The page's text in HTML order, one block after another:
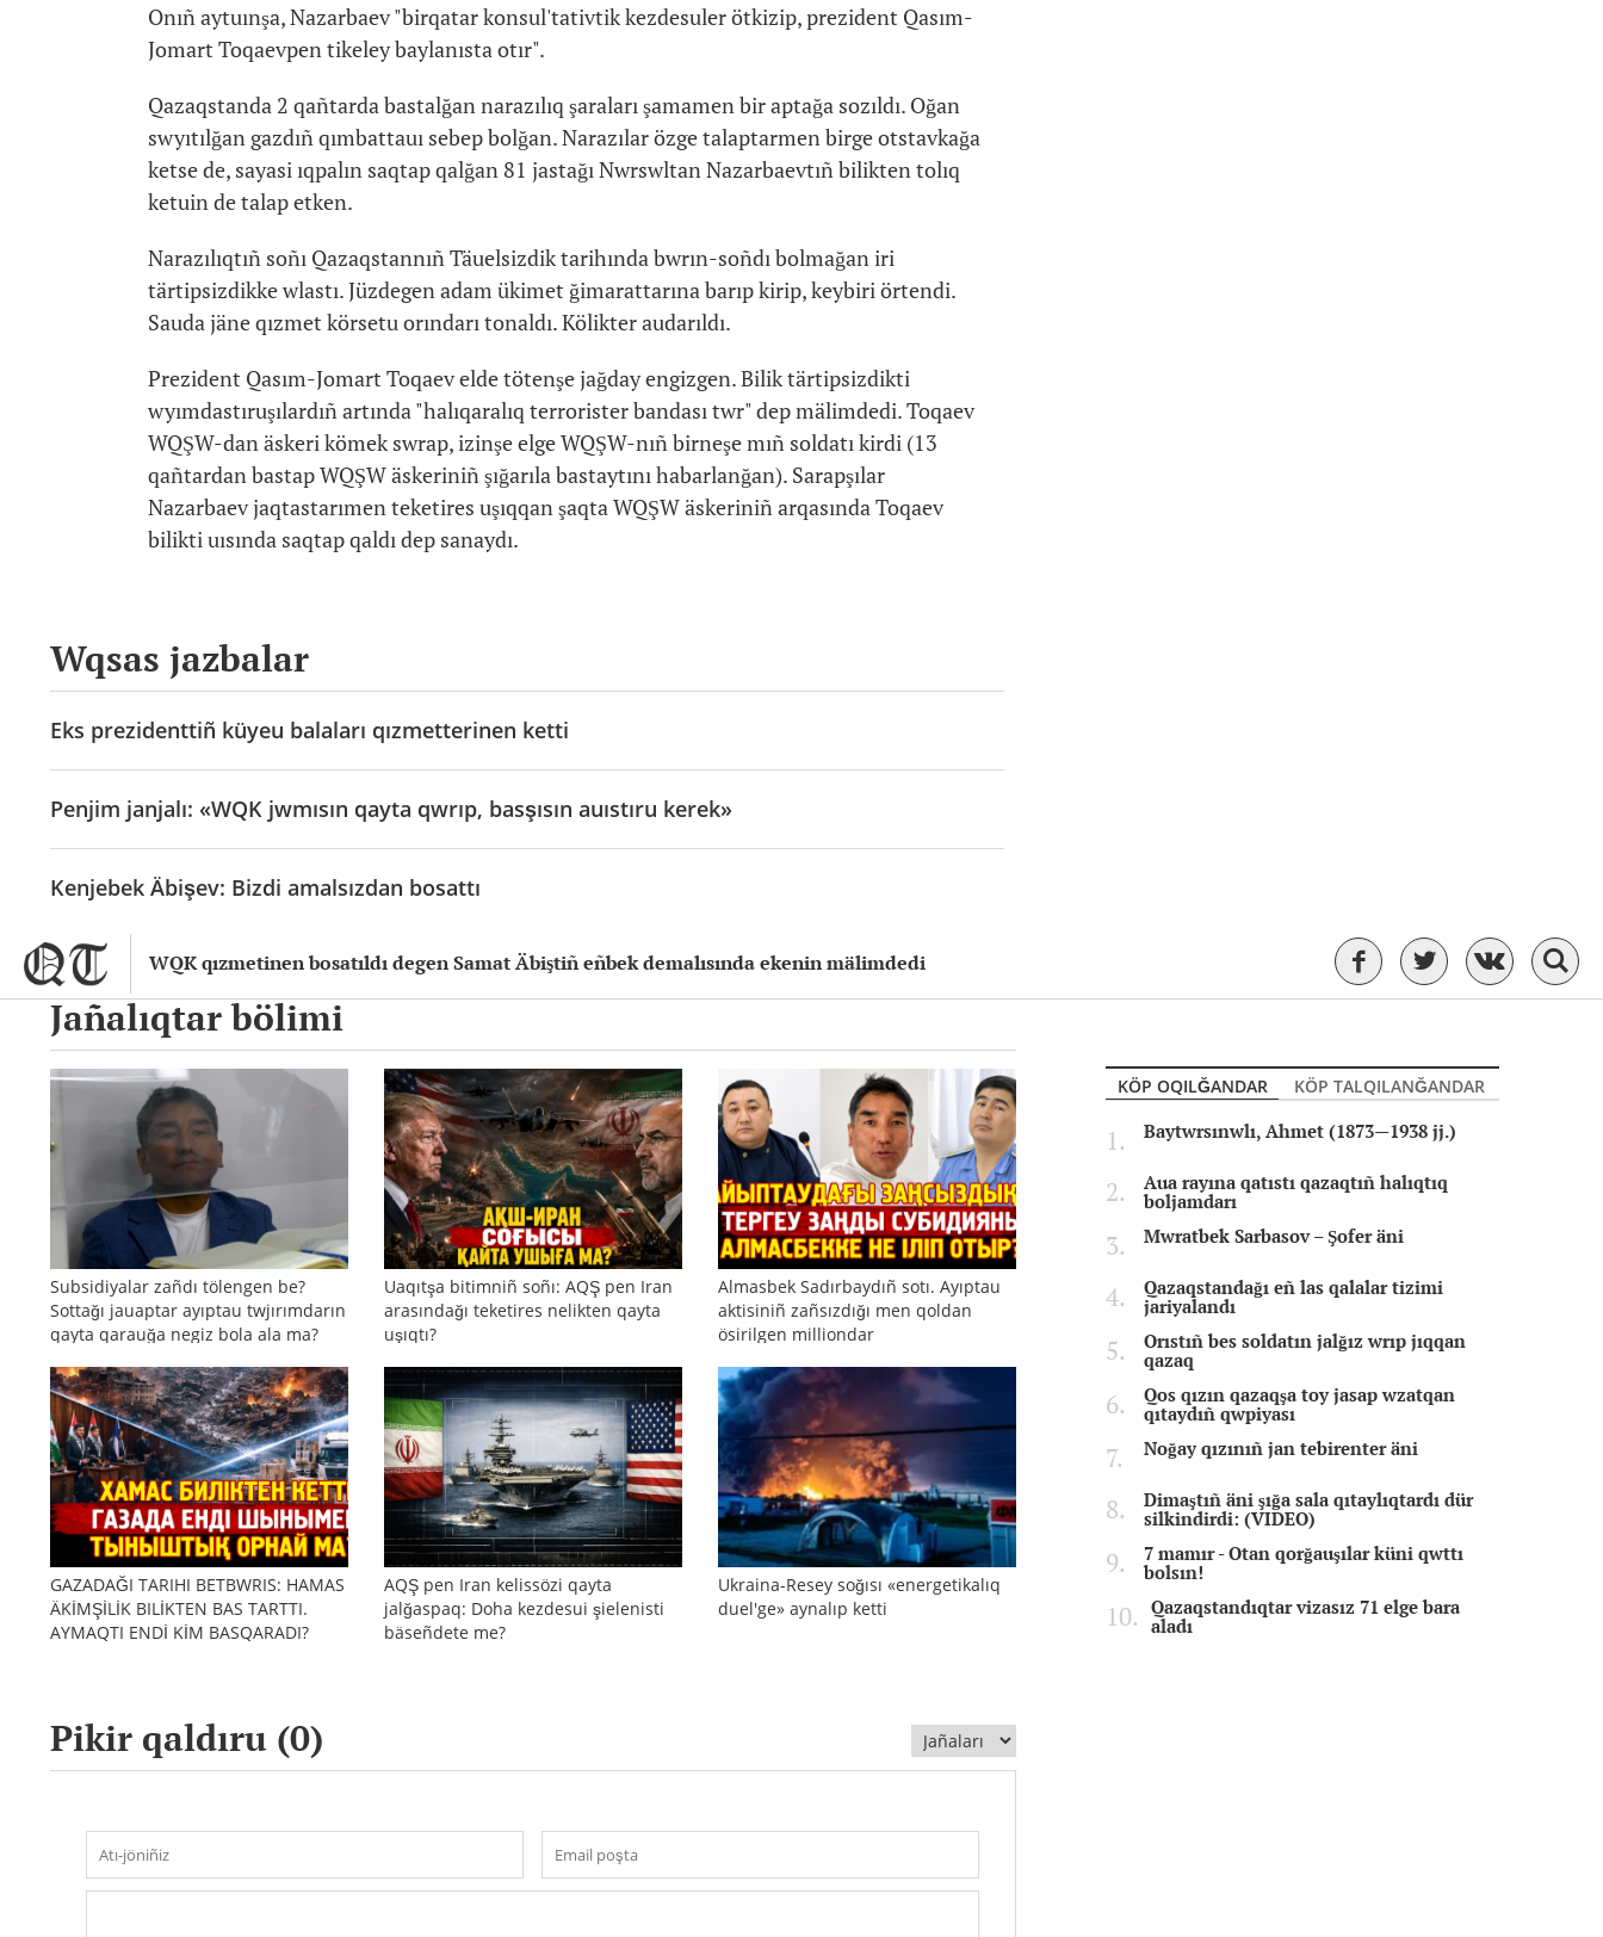
WQK qızmetinen bosatıldı degen Samat Äbiştiñ eñbek demalısında ekenin mälimdedi
Onıñ aytuınşa, Nazarbaev "birqatar konsul'tativtik kezdesuler ötkizip, prezident Qasım-
Jomart Toqaevpen tikeley baylanısta otır".
Qazaqstanda 2 qañtarda bastalğan narazılıq şaraları şamamen bir aptağa sozıldı. Oğan
swyıtılğan gazdıñ qımbattauı sebep bolğan. Narazılar özge talaptarmen birge otstavkağa
ketse de, sayasi ıqpalın saqtap qalğan 81 jastağı Nwrswltan Nazarbaevtıñ bilikten tolıq
ketuin de talap etken.
Narazılıqtıñ soñı Qazaqstannıñ Täuelsizdik tarihında bwrın-soñdı bolmağan iri
tärtipsizdikke wlastı. Jüzdegen adam ükimet ğimarattarına barıp kirip, keybiri örtendi.
Sauda jäne qızmet körsetu orındarı tonaldı. Kölikter audarıldı.
Prezident Qasım-Jomart Toqaev elde tötenşe jağday engizgen. Bilik tärtipsizdikti
wyımdastıruşılardıñ artında "halıqaralıq terrorister bandası twr" dep mälimdedi. Toqaev
WQŞW-dan äskeri kömek swrap, izinşe elge WQŞW-nıñ birneşe mıñ soldatı kirdi (13
qañtardan bastap WQŞW äskeriniñ şığarıla bastaytını habarlanğan). Sarapşılar
Nazarbaev jaqtastarımen teketires uşıqqan şaqta WQŞW äskeriniñ arqasında Toqaev
bilikti uısında saqtap qaldı dep sanaydı.
Wqsas jazbalar
Eks prezidenttiñ küyeu balaları qızmetterinen ketti
Penjim janjalı: «WQK jwmısın qayta qwrıp, basşısın auıstıru kerek»
Kenjebek Äbişev: Bizdi amalsızdan bosattı
Jañalıqtar bölimi
Subsidiyalar zañdı tölengen be?
Sottağı jauaptar ayıptau twjırımdarın
qayta qarauğa negiz bola ala ma?
Uaqıtşa bitimniñ soñı: AQŞ pen Iran
arasındağı teketires nelikten qayta
uşıqtı?
Almasbek Sadırbaydıñ sotı. Ayıptau
aktisiniñ zañsızdığı men qoldan
ösirilgen milliondar
GAZADAĞI TARIHI BETBWRIS: HAMAS
ÄKİMŞİLİK BILİKTEN BAS TARTTI.
AYMAQTI ENDİ KİM BASQARADI?
AQŞ pen Iran kelissözi qayta
jalğaspaq: Doha kezdesui şielenisti
bäseñdete me?
Ukraina-Resey soğısı «energetikalıq
duel'ge» aynalıp ketti
Pikir qaldıru (0)
KÖP OQILĞANDAR
KÖP TALQILANĞANDAR
Baytwrsınwlı, Ahmet (1873—1938 jj.)
Aua rayına qatıstı qazaqtıñ halıqtıq
boljamdarı
Mwratbek Sarbasov – Şofer äni
Qazaqstandağı eñ las qalalar tizimi
jariyalandı
Orıstıñ bes soldatın jalğız wrıp jıqqan
qazaq
Qos qızın qazaqşa toy jasap wzatqan
qıtaydıñ qwpiyası
Noğay qızınıñ jan tebirenter äni
Dimaştıñ äni şığa sala qıtaylıqtardı dür
silkindirdi: (VIDEO)
7 mamır - Otan qorğauşılar küni qwttı
bolsın!
Qazaqstandıqtar vizasız 71 elge bara
aladı